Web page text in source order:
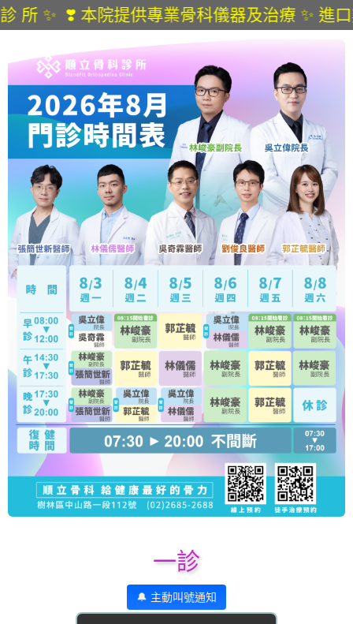
所 ✨ ❣️ 本院提供專業骨科儀器及治療 ✨ 進口
一診
🔔 主動叫號通知